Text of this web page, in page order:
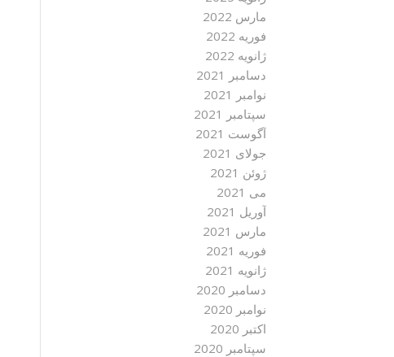
مارس 2022
فوریه 2022
ژانویه 2022
دسامبر 2021
نوامبر 2021
سپتامبر 2021
آگوست 2021
جولای 2021
ژوئن 2021
می 2021
آوریل 2021
مارس 2021
فوریه 2021
ژانویه 2021
دسامبر 2020
نوامبر 2020
اکتبر 2020
سپتامبر 2020